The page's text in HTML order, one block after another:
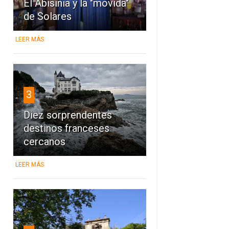
El Abisinia y la "movida"
de Solares
LEER MÁS
3
Diez sorprendentes
destinos franceses
cercanos
LEER MÁS